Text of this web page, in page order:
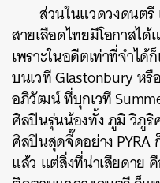
ส่วนในแวดวงดนต
สายเลือดไทยมีโอกาสไ
เพราะในอดีตเท่าที่จำได้
บนเวที Glastonbury ห
อภิวัฒน์ ที่บุกเวที
ศิลปินรุ่นน้องทั้ง ภูมิ วิภูริ
ศิลปินสุดจี๊ดอย่าง PYRA
แล้ว แต่สิ่งที่น่าเสียดาย